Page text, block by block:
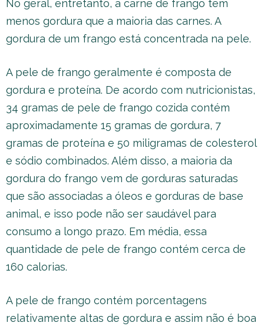
No geral, entretanto, a carne de frango tem
menos gordura que a maioria das carnes. A
gordura de um frango está concentrada na pele.
A pele de frango geralmente é composta de
gordura e proteína. De acordo com nutricionistas,
34 gramas de pele de frango cozida contém
aproximadamente 15 gramas de gordura, 7
gramas de proteína e 50 miligramas de colesterol
e sódio combinados. Além disso, a maioria da
gordura do frango vem de gorduras saturadas
que são associadas a óleos e gorduras de base
animal, e isso pode não ser saudável para
consumo a longo prazo. Em média, essa
quantidade de pele de frango contém cerca de
160 calorias.
A pele de frango contém porcentagens
relativamente altas de gordura e assim não é boa